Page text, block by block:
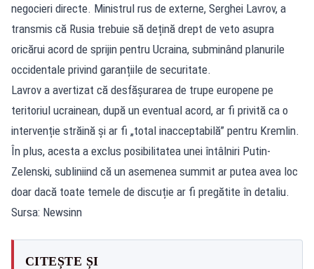
negocieri directe. Ministrul rus de externe, Serghei Lavrov, a
transmis că Rusia trebuie să dețină drept de veto asupra
oricărui acord de sprijin pentru Ucraina, subminând planurile
occidentale privind garanțiile de securitate.
Lavrov a avertizat că desfășurarea de trupe europene pe
teritoriul ucrainean, după un eventual acord, ar fi privită ca o
intervenție străină și ar fi „total inacceptabilă” pentru Kremlin.
În plus, acesta a exclus posibilitatea unei întâlniri Putin-
Zelenski, subliniind că un asemenea summit ar putea avea loc
doar dacă toate temele de discuție ar fi pregătite în detaliu.
Sursa: Newsinn
CITEȘTE ȘI